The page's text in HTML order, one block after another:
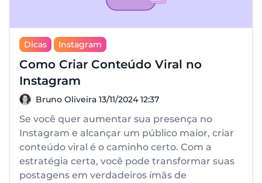
Dicas Instagram
Como Criar Conteúdo Viral no
Instagram
Bruno Oliveira
Bruno Oliveira 13/11/2024 12:37
Se você quer aumentar sua presença no
Instagram e alcançar um público maior, criar
conteúdo viral é o caminho certo. Com a
estratégia certa, você pode transformar suas
postagens em verdadeiros ímãs de